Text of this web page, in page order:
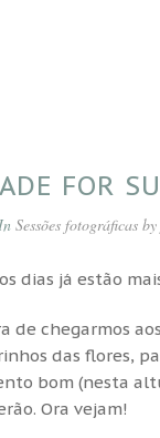
FOR
Sessões fotográficas
dias já estão
de chegarmos
das flores,
bom (nesta
Ora vejam!